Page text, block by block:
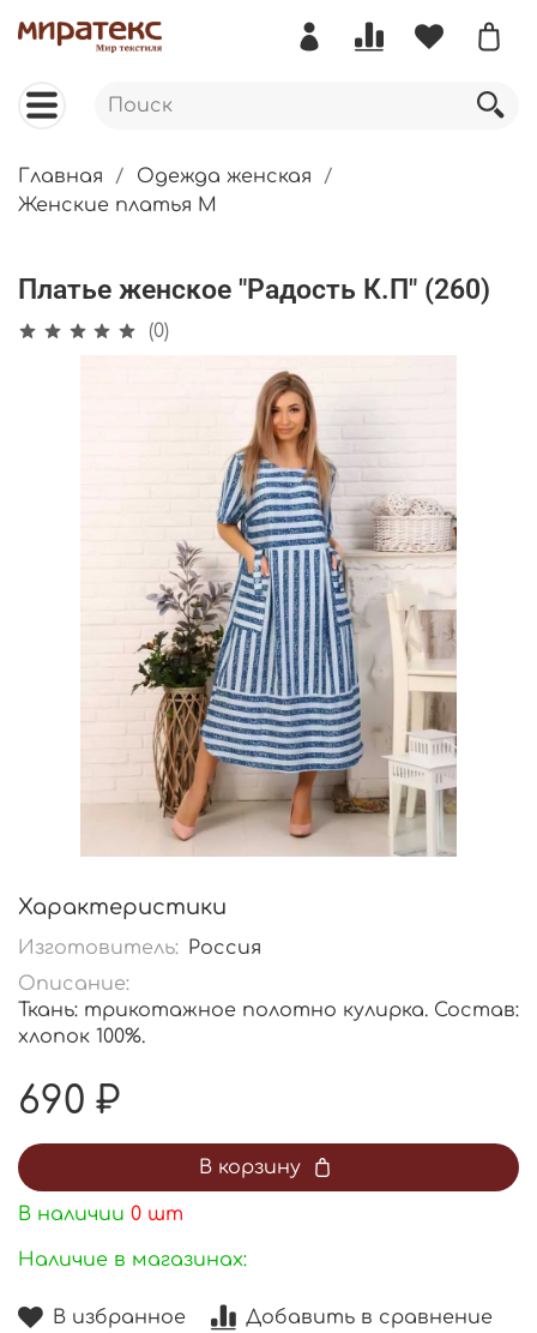
Главная
Одежда женская
Женские платья М
Платье женское "Радость К.П" (260)
(0)
В избранное Добавить в сравнение
Характеристики
Изготовитель: Россия
Описание:
Ткань: трикотажное полотно кулирка. Состав:
хлопок 100%.
690 ₽
В корзину
В наличии 0 шт
Наличие в магазинах: